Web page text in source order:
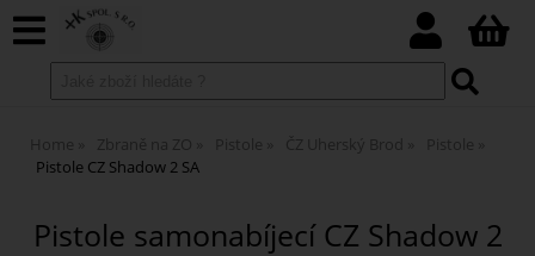
Home Zbraně na ZO Pistole ČZ Uherský Brod
Pistole
Pistole CZ Shadow 2 SA
Pistole samonabíjecí CZ Shadow 2